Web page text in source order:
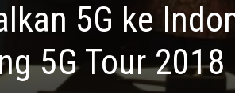
5G ke
5G Tour 2018